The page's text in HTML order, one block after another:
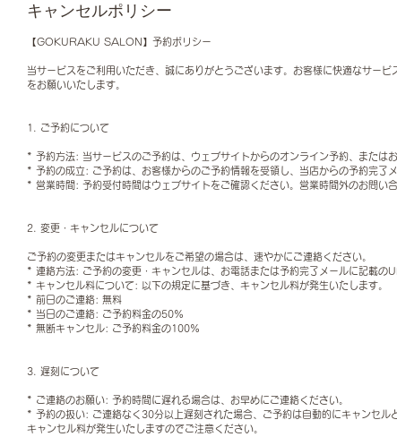
キャンセルポリシー
【GOKURAKU SALON】予約ポリシー
当サービスをご利用いただき、誠にありがとうございます。お客様に快適なサー
をお願いいたします。
1. ご予約について
* 予約方法: 当サービスのご予約は、ウェブサイトからのオンライン予約、または
* 予約の成立: ご予約は、お客様からのご予約情報を受領し、当店からの予約完了
* 営業時間: 予約受付時間はウェブサイトをご確認ください。営業時間外のお問い
2. 変更・キャンセルについて
ご予約の変更またはキャンセルをご希望の場合は、速やかにご連絡ください。
* 連絡方法: ご予約の変更・キャンセルは、お電話または予約完了メールに記載の
* キャンセル料について: 以下の規定に基づき、キャンセル料が発生いたします。
* 前日のご連絡: 無料
* 当日のご連絡: ご予約料金の50%
* 無断キャンセル: ご予約料金の100%
3. 遅刻について
* ご連絡のお願い: 予約時間に遅れる場合は、お早めにご連絡ください。
* 予約の扱い: ご連絡なく30分以上遅刻された場合、ご予約は自動的にキャンセル
キャンセル料が発生いたしますのでご注意ください。